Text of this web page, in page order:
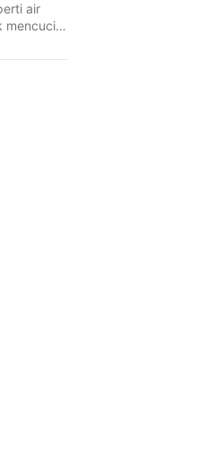
air
mencuci